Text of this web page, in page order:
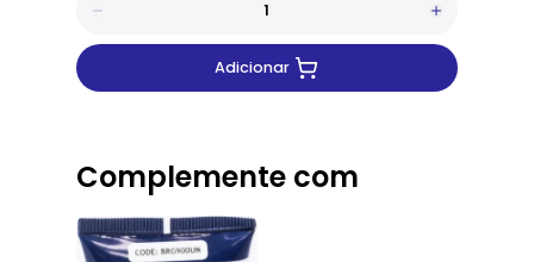
Adicionar
Complemente com